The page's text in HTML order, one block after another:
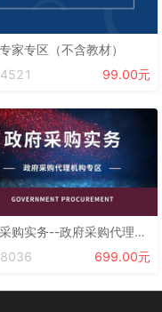
家专区（不含教材）
99.00元
政府采购实务--政府采购代理机构专区
699.00元